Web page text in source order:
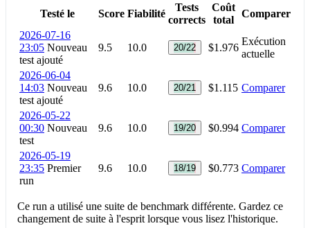
Testé le Score Fiabilité
Tests
corrects
Coût
total
Comparer
2026-07-16
23:05 Nouveau
test ajouté
9.5 10.0 20/22 $1.976
Exécution
actuelle
2026-06-04
14:03 Nouveau
test ajouté
9.6 10.0 20/21 $1.115 Comparer
2026-05-22
00:30 Nouveau
test
9.6 10.0 19/20 $0.994 Comparer
2026-05-19
23:35 Premier
run
9.6 10.0 18/19 $0.773 Comparer
Ce run a utilisé une suite de benchmark différente. Gardez ce
changement de suite à l'esprit lorsque vous lisez l'historique.